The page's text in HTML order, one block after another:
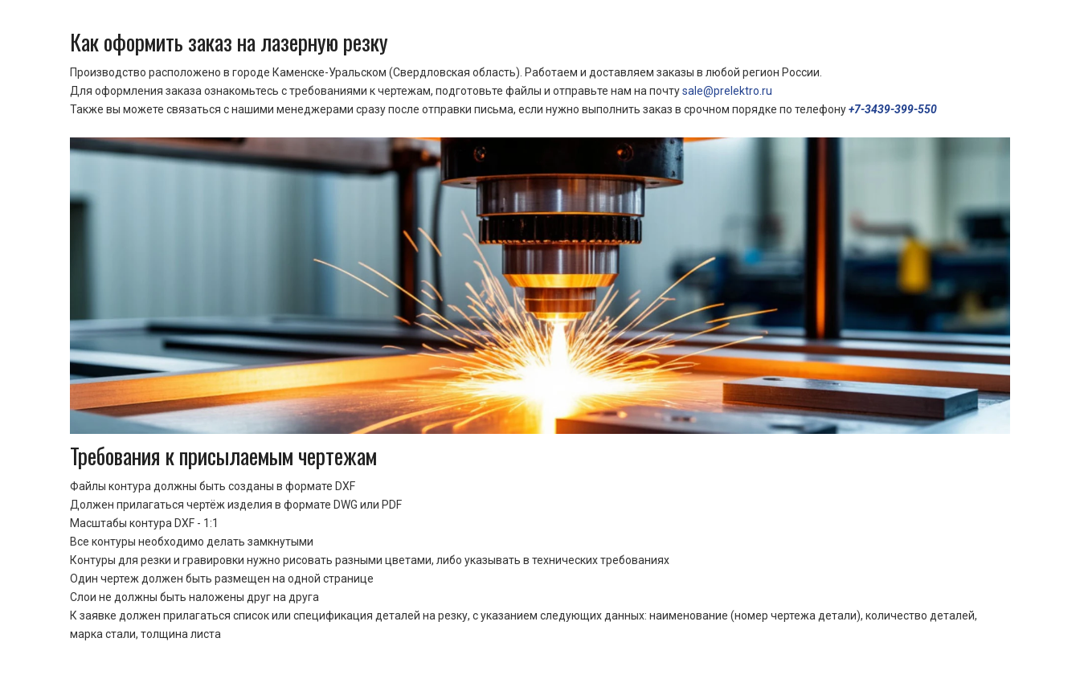
Как оформить заказ на лазерную резку
Производство расположено в городе Каменске-Уральском (Свердловская область). Работаем и доставляем заказы в любой регион России.
Для оформления заказа ознакомьтесь с требованиями к чертежам, подготовьте файлы и отправьте нам на почтуsale@prelektro.ru
Также вы можете связаться с нашими менеджерами сразу после отправки письма, если нужно выполнить заказ в срочном порядке по телефону+7-3439-399-550
Требования к присылаемым чертежам
Файлы контура должны быть созданы в формате DXF
Должен прилагаться чертёж изделия в формате DWG или PDF
Масштабы контура DXF - 1:1
Все контуры необходимо делать замкнутыми
Контуры для резки и гравировки нужно рисовать разными цветами, либо указывать в технических требованиях
Один чертеж должен быть размещен на одной странице
Cлои не должны быть наложены друг на друга
К заявке должен прилагаться список или спецификация деталей на резку, с указанием следующих данных: наименование (номер чертежа детали), количество деталей,
марка стали, толщина листа